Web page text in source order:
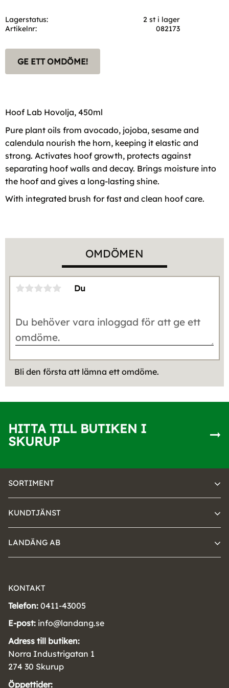
Lagerstatus
2 st i lager
Artikelnr
082173
GE ETT OMDÖME!
Hoof Lab Hovolja, 450ml
Pure plant oils from avocado, jojoba, sesame and
calendula nourish the horn, keeping it elastic and
strong. Activates hoof growth, protects against
separating hoof walls and decay. Brings moisture into
the hoof and gives a long-lasting shine.
With integrated brush for fast and clean hoof care.
OMDÖMEN
Du
Bli den första att lämna ett omdöme.
HITTA TILL BUTIKEN I
SKURUP
SORTIMENT
KUNDTJÄNST
LANDÄNG AB
KONTAKT
Telefon: 0411-43005
E-post: info@landang.se
Adress till butiken:
Norra Industrigatan 1
274 30 Skurup
Öppettider: